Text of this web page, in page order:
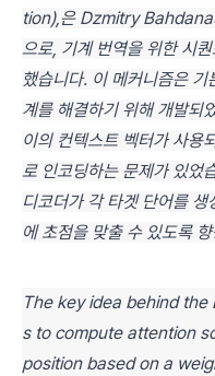
tion),은 Dzmitry
으로, 기계 번역을 위한 시
했습니다. 이 메커니즘은
계를 해결하기 위해 개발되
이의 컨텍스트 벡터가 사용
로 인코딩하는 문제가 있었
디코더가 각 타겟 단어를
에 초점을 맞출 수 있도록
The key idea behind
s to compute attention
position based on a